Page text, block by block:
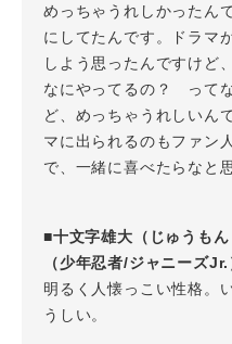
めっちゃうれしかったん
にしてたんです。ドラマ
しよう思ったんですけど
なにやってるの？ って
ど、めっちゃうれしいん
マに出られるのもファン
で、一緒に喜べたらなと
■十文字雄大（じゅうも
（少年忍者/ジャニーズJr.
明るく人懐っこい性格。
うしい。